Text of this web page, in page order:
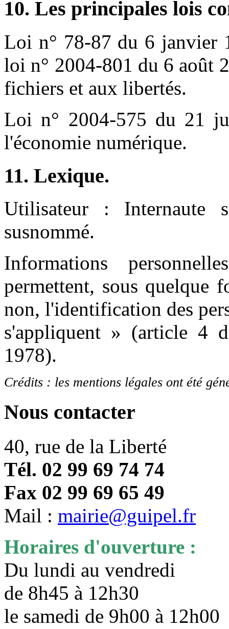
10. Les principales lois
Loi n° 78-87 du 6 janvier
loi n° 2004-801 du 6 août
fichiers et aux libertés.
Loi n° 2004-575 du 21
l'économie numérique.
11. Lexique.
Utilisateur : Internaute
susnommé.
Informations
permettent, sous quelque
non, l'identification des
s'appliquent » (article 4
1978).
Crédits : les mentions légales ont été
Nous contacter
40, rue de la Liberté
Tél. 02 99 69 74 74
Fax 02 99 69 65 49
Mail : mairie@guipel.fr
Horaires d'ouverture :
Du lundi au vendredi
de 8h45 à 12h30
le samedi de 9h00 à